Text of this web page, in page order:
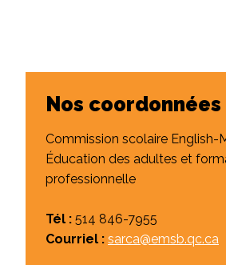
Nos coordonnées
Commission scolaire English-
Éducation des adultes et
professionnelle
Tél : 514 846-7955
Courriel : sarca@emsb.qc.ca